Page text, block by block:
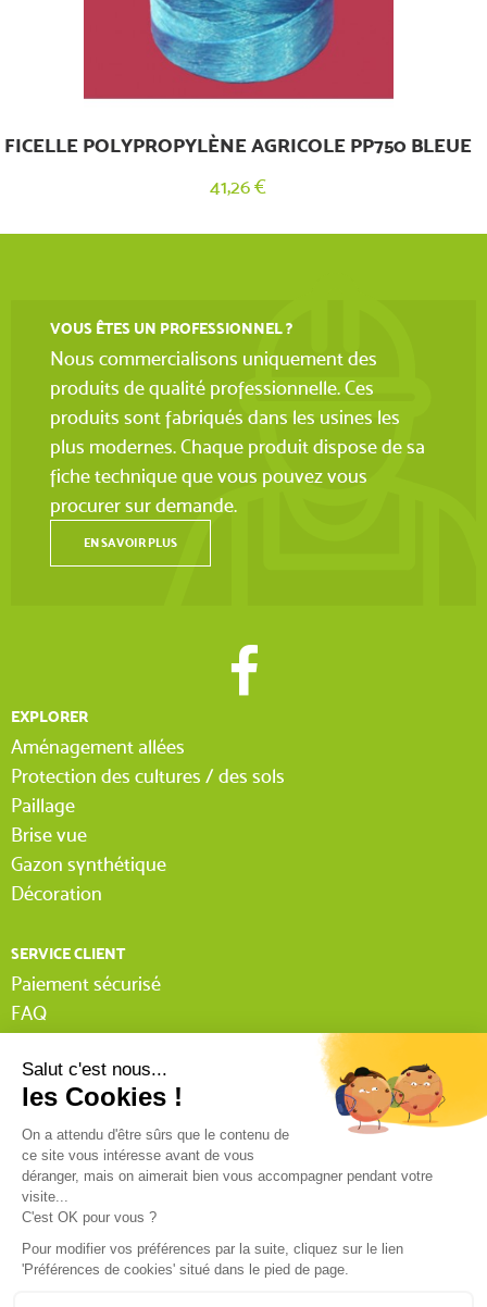
FICELLE POLYPROPYLÈNE AGRICOLE PP750 BLEUE
41,26 €
VOUS ÊTES UN PROFESSIONNEL ?
Nous commercialisons uniquement des
produits de qualité professionnelle. Ces
produits sont fabriqués dans les usines les
plus modernes. Chaque produit dispose de sa
fiche technique que vous pouvez vous
procurer sur demande.
EN SAVOIR PLUS
EXPLORER
Aménagement allées
Protection des cultures / des sols
Paillage
Brise vue
Gazon synthétique
Décoration
SERVICE CLIENT
Paiement sécurisé
FAQ
Lexique Tissnet
Suivi commande invité
Contactez-nous
Mentions légales